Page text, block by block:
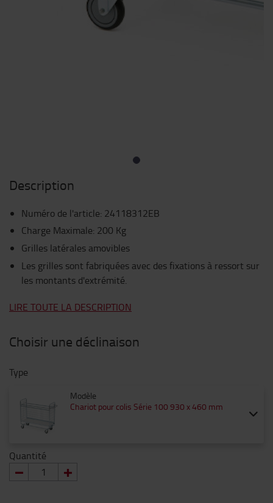
Description
Numéro de l'article: 24118312EB
Charge Maximale: 200 Kg
Grilles latérales amovibles
Les grilles sont fabriquées avec des fixations à ressort sur
les montants d'extrémité.
LIRE TOUTE LA DESCRIPTION
Choisir une déclinaison
Type
Modèle
Chariot pour colis Série 100 930 x 460 mm
Quantité